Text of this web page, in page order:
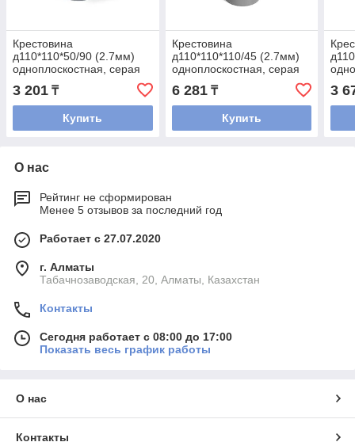
Крестовина
д110*110*50/90 (2.7мм)
одноплоскостная, серая
3 201 ₸
Купить
Крестовина
д110*110*110/45 (2.7мм)
одноплоскостная, серая
6 281₸
Купить
3
О нас
Рейтинг не сформирован
Менее 5 отзывов за последний год
Работает с 27.07.2020
г. Алматы
Табачнозаводская, 20, Алматы, Казахстан
Контакты
Сегодня работает с 08:00 до 17:00
Показать весь график работы
О нас
Контакты